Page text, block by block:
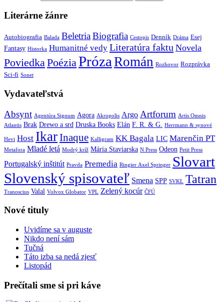
Literárne žánre
Autobiografia Balada BeletriaBiografia Cestopis Denník Dráma Esej
Fantasy Historka Humanitné vedy Literatúra faktu Novela
PoviedkaPoéziaPróza Román Rozhovor Rozprávka
Sci-fi Sonet
Vydavateľstvá
Absynt Agentúra Signum Agora Akropolis Argo Artforum Artis Omnis
Atlantis Brak Drewo a srd Druska Books Elán F. R. & G. Herrmann & synové
Hevi Host IkarInaque Kalligram KK Bagala LIC Marenčin PT
Metafora Mladé letá Modrý kríž Mária Staviarska N Press Odeon Petit Press
Portugalský inštitút Pravda Premedia Ringier Axel Springer Slovart
Slovenský spisovateľ Smena SPP SVKL Tatran
Tranoscius Valal Volvox Globator VPL Zelený kocúr ČFÚ
Nové tituly
Uvidíme sa v auguste
Nikdo není sám
Tučná
Táto izba sa nedá zjesť
Listopád
Prečítali sme si pri káve